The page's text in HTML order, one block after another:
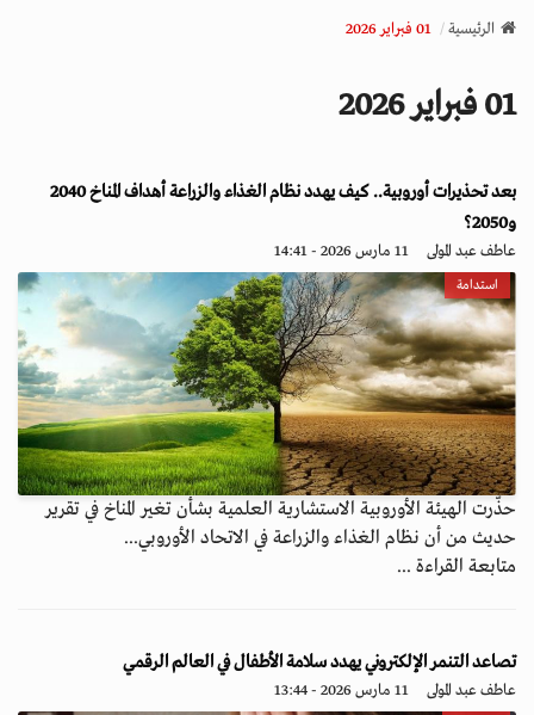
v
a
o
n
الرئيسية 01 فبراير 2026
01 فبراير 2026
بعد تحذيرات أوروبية.. كيف يهدد نظام الغذاء والزراعة أهداف المناخ 2040
و2050؟
عاطف عبد المولى 11 مارس 2026 - 14:41
استدامة
حذّرت الهيئة الأوروبية الاستشارية العلمية بشأن تغير المناخ في تقرير
حديث من أن نظام الغذاء والزراعة في الاتحاد الأوروبي...
متابعة القراءة ...
تصاعد التنمر الإلكتروني يهدد سلامة الأطفال في العالم الرقمي
عاطف عبد المولى 11 مارس 2026 - 13:44